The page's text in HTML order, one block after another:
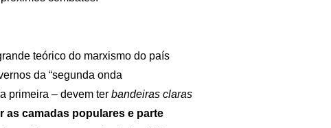
teórico do marxismo do país
da “segunda onda
primeira – devem ter bandeiras claras
as camadas populares e parte